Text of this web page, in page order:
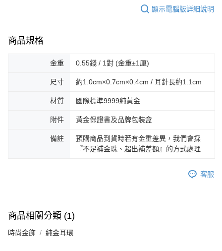
顯示電腦版詳細說明
商品規格
金重 0.55錢 / 1對 (金重±1厘)
尺寸 約1.0cm×0.7cm×0.4cm / 耳針長約1.1cm
材質 國際標準9999純黃金
附件 黃金保證書及品牌包裝盒
備註
預購商品到貨時若有金重差異，我們會採
『不足補金珠、超出補差額』的方式處理
客服
商品相關分類 (1)
時尚金飾 純金耳環